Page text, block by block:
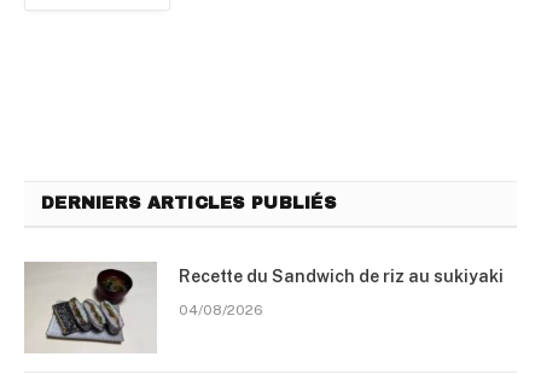
DERNIERS ARTICLES PUBLIÉS
Recette du Sandwich de riz au sukiyaki
04/08/2026